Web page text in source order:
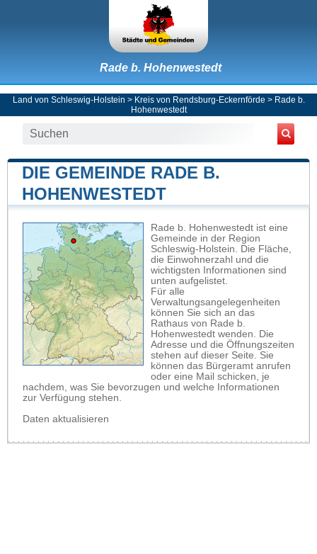
Rade b. Hohenwestedt
Land von Schleswig-Holstein > Kreis von Rendsburg-Eckernförde > Rade b.
Hohenwestedt
DIE GEMEINDE RADE B.
HOHENWESTEDT
Rade b. Hohenwestedt ist eine
Gemeinde in der Region
Schleswig-Holstein. Die Fläche,
die Einwohnerzahl und die
wichtigsten Informationen sind
unten aufgelistet.
Für alle
Verwaltungsangelegenheiten
können Sie sich an das
Rathaus von Rade b.
Hohenwestedt wenden. Die
Adresse und die Öffnungszeiten
stehen auf dieser Seite. Sie
können das Bürgeramt anrufen
oder eine Mail schicken, je
nachdem, was Sie bevorzugen und welche Informationen
zur Verfügung stehen.
Daten aktualisieren